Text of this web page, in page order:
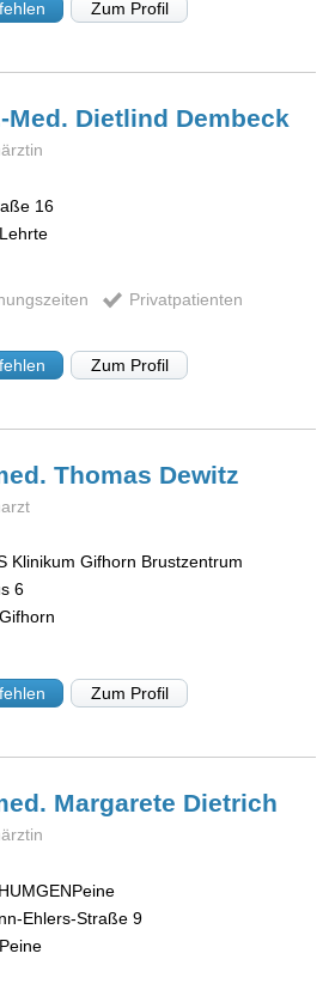
Zum Profil
Med. Dietlind Dembeck
16
Lehrte
Privatpatienten
Zum Profil
Thomas Dewitz
Klinikum Gifhorn Brustzentrum
6
Gifhorn
Zum Profil
Margarete Dietrich
Ehlers-Straße 9
Peine